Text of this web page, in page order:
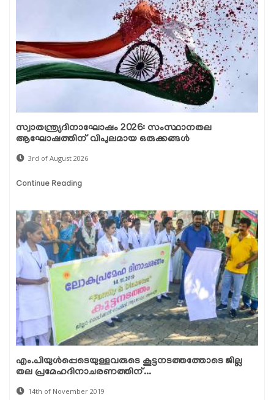
സ്വാതന്ത്ര്യദിനാഘോഷം 2026: സംസ്ഥാനതല
ആഘോഷത്തിന് വിപുലമായ ഒരുക്കങ്ങൾ
3rd of August 2026
Continue Reading
എം.പിയുള്‍പ്പെടെയുള്ളവരുടെ കൂട്ടനടത്തത്തോടെ ജില്ല
തല പ്രമേഹദിനാചരണത്തിന്...
14th of November 2019